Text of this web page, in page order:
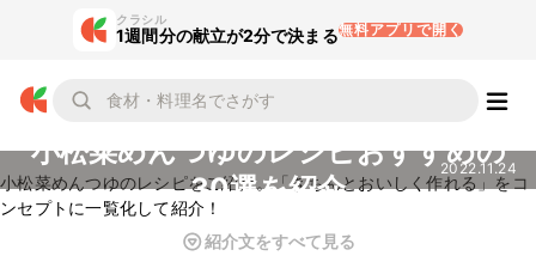
クラシル
1週間分の献立が2分で決まる無料アプリで開く
小松菜めんつゆのレシピおすすめの
30選を紹介
2022.11.24
小松菜めんつゆのレシピをご紹介。「きちんとおいしく作れる」をコ
ンセプトに一覧化して紹介！
紹介文をすべて見る